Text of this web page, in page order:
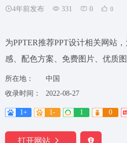
4年前发布 331 0 0
为PPTER推荐PPT设计相关网站
感、配色方案、免费图片、优质
所在地：
中国
收录时间：
2022-08-27
1+ 1- 1 0
打开网站